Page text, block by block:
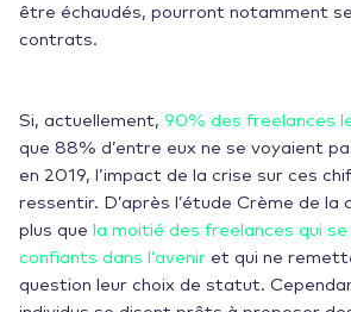
être échaudés, pourront notamment
contrats.
Si, actuellement, 90% des freelances
que 88% d’entre eux ne se voyaient
en 2019, l’impact de la crise sur ces
ressentir. D’après l’étude Crème de la
plus que la moitié des freelances qui
confiants dans l’avenir et qui ne
question leur choix de statut.